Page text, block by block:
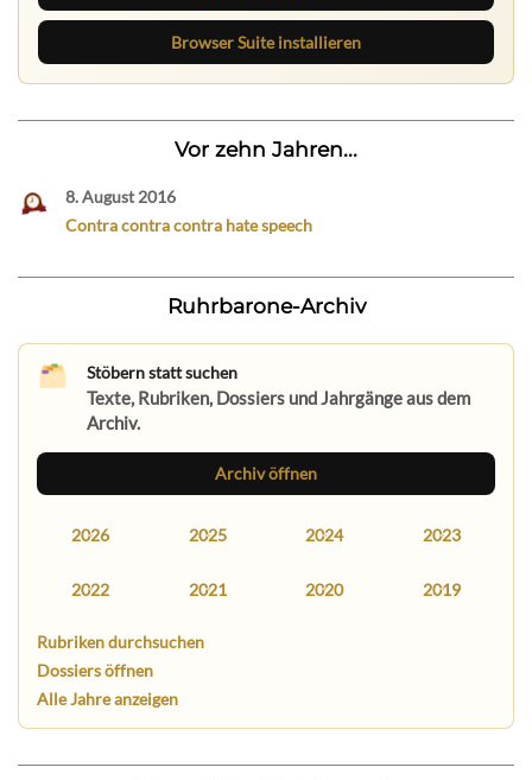
Browser Suite installieren
Vor zehn Jahren...
8. August 2016
Contra contra contra hate speech
Ruhrbarone-Archiv
Stöbern statt suchen
Texte, Rubriken, Dossiers und Jahrgänge aus dem
Archiv.
Archiv öffnen
2026 2025 2024 2023
2022 2021 2020 2019
Rubriken durchsuchen
Dossiers öffnen
Alle Jahre anzeigen